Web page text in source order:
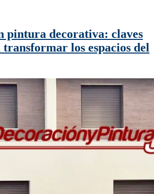
pintura decorativa: claves
transformar los espacios del